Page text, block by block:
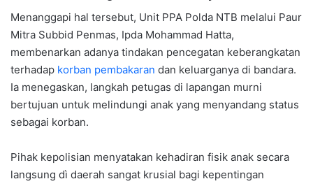
Menanggapi hal tersebut, Unit PPA Polda NTB melalui Paur
Mitra Subbid Penmas, Ipda Mohammad Hatta,
membenarkan adanya tindakan pencegatan keberangkatan
terhadap korban pembakaran dan keluarganya di bandara.
Ia menegaskan, langkah petugas di lapangan murni
bertujuan untuk melindungi anak yang menyandang status
sebagai korban.
Pihak kepolisian menyatakan kehadiran fisik anak secara
langsung dì daerah sangat krusial bagi kepentingan